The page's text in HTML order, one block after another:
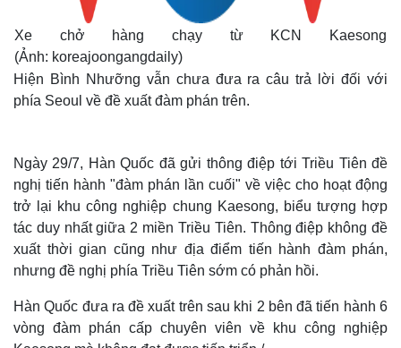
Xe chở hàng chạy từ KCN Kaesong
(Ảnh: koreajoongangdaily)
Hiện Bình Nhưỡng vẫn chưa đưa ra câu trả lời đối với
phía Seoul về đề xuất đàm phán trên.
Ngày 29/7, Hàn Quốc đã gửi thông điệp tới Triều Tiên đề
nghị tiến hành "đàm phán lần cuối" về việc cho hoạt động
trở lại khu công nghiệp chung Kaesong, biểu tượng hợp
tác duy nhất giữa 2 miền Triều Tiên. Thông điệp không đề
xuất thời gian cũng như địa điểm tiến hành đàm phán,
nhưng đề nghị phía Triều Tiên sớm có phản hồi.
Hàn Quốc đưa ra đề xuất trên sau khi 2 bên đã tiến hành 6
vòng đàm phán cấp chuyên viên về khu công nghiệp